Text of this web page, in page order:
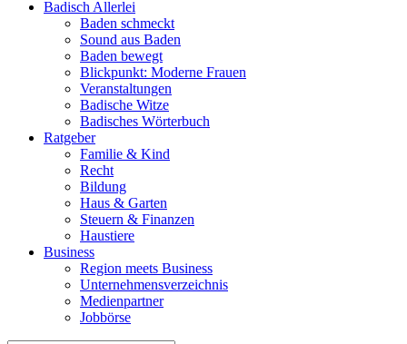
Badisch Allerlei
Baden schmeckt
Sound aus Baden
Baden bewegt
Blickpunkt: Moderne Frauen
Veranstaltungen
Badische Witze
Badisches Wörterbuch
Ratgeber
Familie & Kind
Recht
Bildung
Haus & Garten
Steuern & Finanzen
Haustiere
Business
Region meets Business
Unternehmensverzeichnis
Medienpartner
Jobbörse